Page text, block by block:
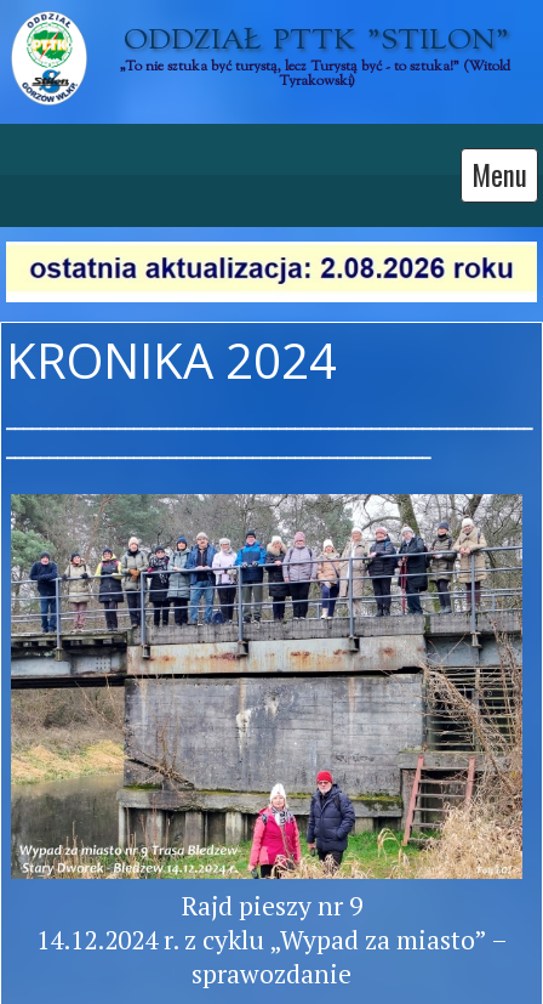
ODDZIAŁ  PTTK  "STILON"
„To nie sztuka być turystą, lecz Turystą być - to sztuka!” (Witold
Tyrakowski)
Menu
KRONIKA 2024
Rajd pieszy nr 9
14.12.2024 r. z cyklu „Wypad za miasto” –
sprawozdanie